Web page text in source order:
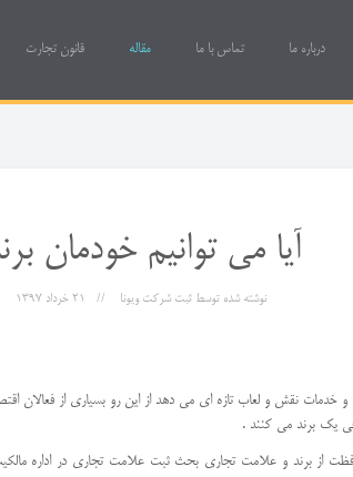
درباره ما تماس با ما مقاله قانون تجارت
آیا می توانیم خودمان
نوشته شده توسطثبت شرکت ویونا 21 خرداد 1397
نقش و لعاب تازه ای می دهد از این رو بسیاری از فعالان
یک برند می کنند .
از برند و علامت تجاری بحث ثبت علامت تجاری در اداره